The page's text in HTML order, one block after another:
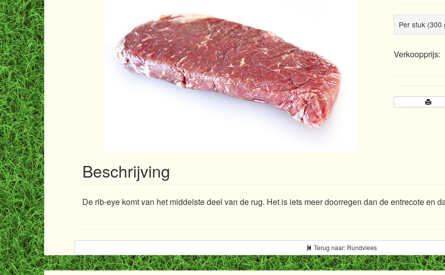
Per stuk (300
Verkoopprijs:
Beschrijving
De rib-eye komt van het middelste deel van de rug. Het is iets meer doorregen dan de entrecote en
Terug naar: Rundvlees